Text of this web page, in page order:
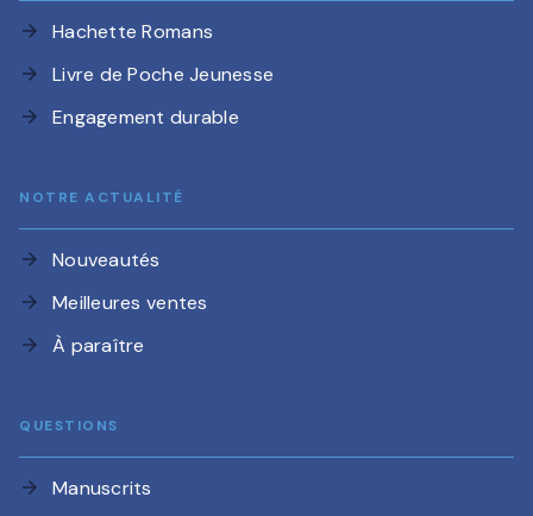
arrow_forward Hachette Romans
arrow_forward Livre de Poche Jeunesse
arrow_forward Engagement durable
NOTRE ACTUALITÉ
arrow_forward Nouveautés
arrow_forward Meilleures ventes
arrow_forward À paraître
QUESTIONS
arrow_forward Manuscrits